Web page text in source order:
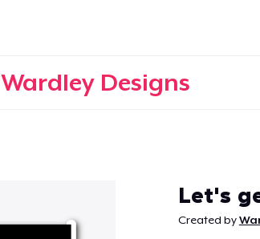
Wardley Designs
Let's
Created by